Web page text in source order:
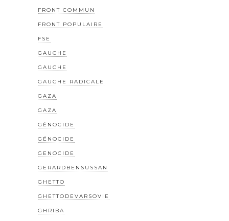
FRONT COMMUN
FRONT POPULAIRE
FSE
GAUCHE
GAUCHE
GAUCHE RADICALE
GAZA
GAZA
GÉNOCIDE
GÉNOCIDE
GENOCIDE
GERARDBENSUSSAN
GHETTO
GHETTODEVARSOVIE
GHRIBA